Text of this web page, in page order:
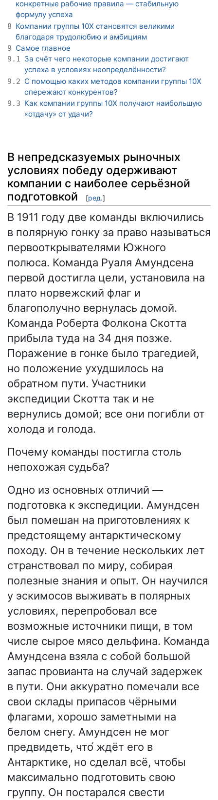
конкретные рабочие правила — стабильную
формулу успеха
8 Компании группы 10X становятся великими
благодаря трудолюбию и амбициям
9 Самое главное
9.1 За счёт чего некоторые компании достигают
успеха в условиях неопределённости?
9.2 С помощью каких методов компании группы 10X
опережают конкурентов?
9.3 Как компании группы 10X получают наибольшую
«отдачу» от удачи?
В непредсказуемых рыночных
условиях победу одерживают
компании с наиболее серьёзной
подготовкой
[ред.]
В 1911 году две команды включились
в полярную гонку за право называться
первооткрывателями Южного
полюса. Команда Руаля Амундсена
первой достигла цели, установила на
плато норвежский флаг и
благополучно вернулась домой.
Команда Роберта Фолкона Скотта
прибыла туда на 34 дня позже.
Поражение в гонке было трагедией,
но положение ухудшилось на
обратном пути. Участники
экспедиции Скотта так и не
вернулись домой; все они погибли от
холода и голода.
Почему команды постигла столь
непохожая судьба?
Одно из основных отличий —
подготовка к экспедиции. Амундсен
был помешан на приготовлениях к
предстоящему антарктическому
походу. Он в течение нескольких лет
странствовал по миру, собирая
полезные знания и опыт. Он научился
у эскимосов выживать в полярных
условиях, перепробовал все
возможные источники пищи, в том
числе сырое мясо дельфина. Команда
Амундсена взяла с собой большой
запас провианта на случай задержек
в пути. Они аккуратно помечали все
свои склады припасов чёрными
флагами, хорошо заметными на
белом снегу. Амундсен не мог
предвидеть, что́ ждёт его в
Антарктике, но сделал всё, чтобы
максимально подготовить свою
группу. Он постарался свести